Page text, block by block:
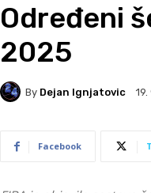
Određeni
2025
By Dejan Ignjatovic
Facebook